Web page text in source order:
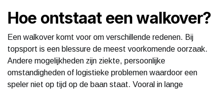
Hoe ontstaat een walkover?
Een walkover komt voor om verschillende redenen. Bij
topsport is een blessure de meest voorkomende oorzaak.
Andere mogelijkheden zijn ziekte, persoonlijke
omstandigheden of logistieke problemen waardoor een
speler niet op tijd op de baan staat. Vooral in lange